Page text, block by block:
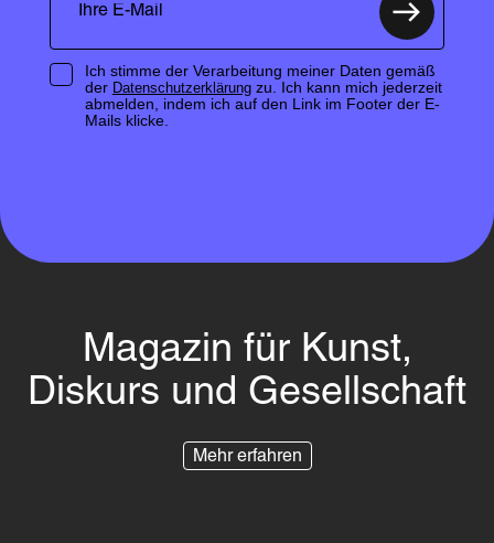
Ich stimme der Verarbeitung meiner Daten gemäß
der Datenschutzerklärungzu. Ich kann mich jederzeit
abmelden, indem ich auf den Link im Footer der E-
Mails klicke.
Magazin für Kunst,
Diskurs und Gesellschaft
Mehr erfahren